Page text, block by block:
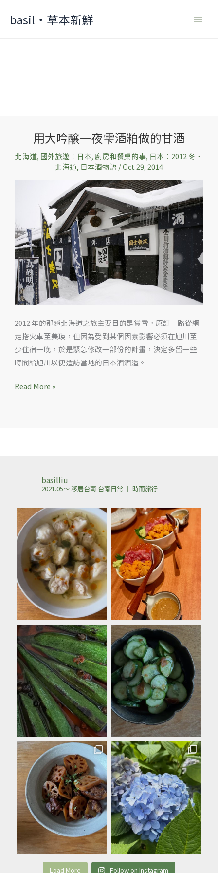
basil‧草本新鮮
用大吟醸一夜雫酒粕做的甘酒
北海道, 國外旅遊：日本,廚房和餐桌的事, 日本：2012 冬‧
北海道, 日本酒物語/Oct 29, 2014
2012 年的那趟北海道之旅主要目的是賞雪，原訂一路從網
走搭火車至美瑛，但因為受到某個因素影響必須在旭川至
少住宿一晚，於是緊急修改一部份的計畫，決定多留一些
時間給旭川以便造訪當地的日本酒酒造。
吟
酒
粕
做
的
甘
酒
Read More »
basilliu
2021.05～ 移居台南 台南日常 ｜ 時而旅行
Load More Follow on Instagram